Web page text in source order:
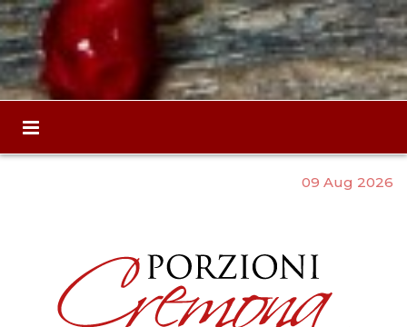
09 Aug 2026